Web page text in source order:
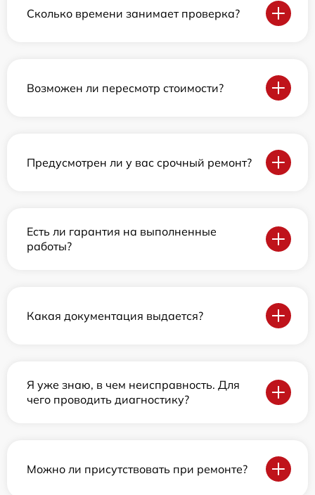
Сколько времени занимает проверка?
Возможен ли пересмотр стоимости?
Предусмотрен ли у вас срочный ремонт?
Есть ли гарантия на выполненные
работы?
Какая документация выдается?
Я уже знаю, в чем неисправность. Для
чего проводить диагностику?
Можно ли присутствовать при ремонте?